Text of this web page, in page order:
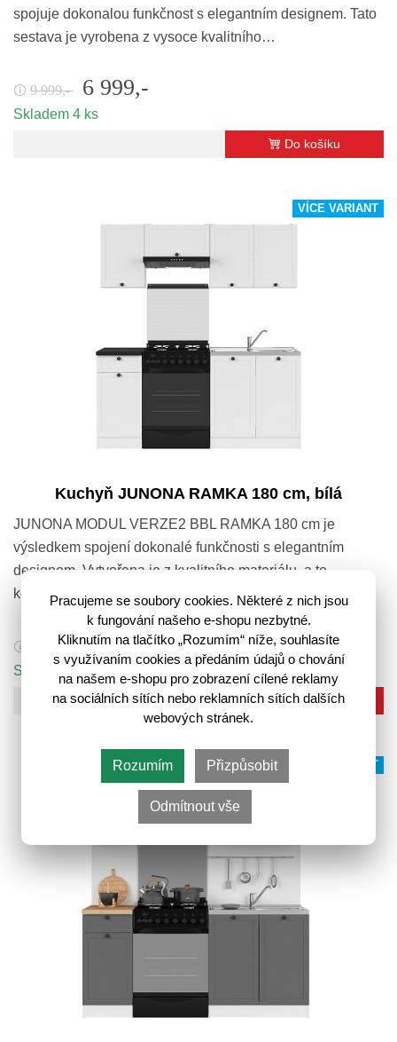
spojuje dokonalou funkčnost s elegantním designem. Tato
sestava je vyrobena z vysoce kvalitního…
🛈 9 999,- 6 999,-
Skladem 4 ks
Do košíku
VÍCE VARIANT
Kuchyň JUNONA RAMKA 180 cm, bílá
JUNONA MODUL VERZE2 BBL RAMKA 180 cm je
výsledkem spojení dokonalé funkčnosti s elegantním
designem. Vytvořena je z kvalitního materiálu, a to
kombinací lamina a MDF v neutrálním…
🛈 9 999,- 6 999,-
Skladem 2 ks
Do košíku
VÍCE VARIANT
Pracujeme se soubory cookies. Některé z nich jsou
k fungování našeho e-shopu nezbytné.
Kliknutím na tlačítko „Rozumím“ níže, souhlasíte
s využívaním cookies a předáním údajů o chování
na našem e-shopu pro zobrazení cílené reklamy
na sociálních sítích nebo reklamních sítích dalších
webových stránek.
Rozumím Přizpůsobit
Odmítnout vše